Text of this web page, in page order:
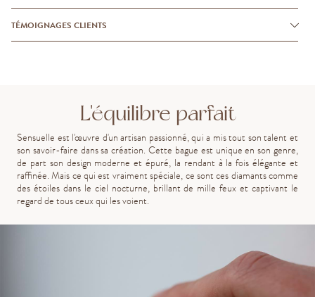
TÉMOIGNAGES CLIENTS
L'équilibre parfait
Sensuelle est l'œuvre d'un artisan passionné, qui a mis tout son talent et
son savoir-faire dans sa création. Cette bague est unique en son genre,
de part son design moderne et épuré, la rendant à la fois élégante et
raffinée. Mais ce qui est vraiment spéciale, ce sont ces diamants comme
des étoiles dans le ciel nocturne, brillant de mille feux et captivant le
regard de tous ceux qui les voient.